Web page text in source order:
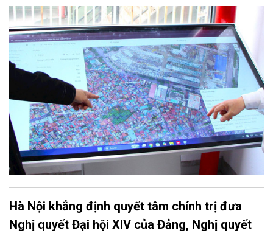
vị hành chính cấp xã đầu tiên của Hà Nội tiên phong chuyển đổi
số toàn diện.
Hà Nội khẳng định quyết tâm chính trị đưa
Nghị quyết Đại hội XIV của Đảng, Nghị quyết